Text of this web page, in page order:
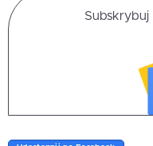
Subskrybuj